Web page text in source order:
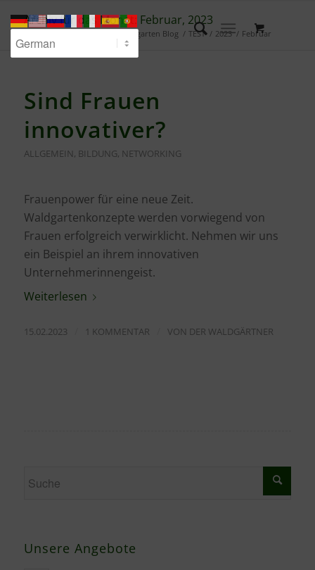
Archiv für das Monat: Februar, 2023
Waldgarten Blog / TEST / 2023 / Februar
Sind Frauen
innovativer?
ALLGEMEIN, BILDUNG, NETWORKING
Frauenpower für eine neue Zeit.
Waldgartenkonzepte werden vorwiegend von
Frauen erfolgreich verwirklicht. Nehmen wir uns
ein Beispiel an ihrem innovativen
Unternehmerinnengeist.
Weiterlesen
15.02.2023 1 KOMMENTAR VON DER WALDGÄRTNER
Unsere Angebote